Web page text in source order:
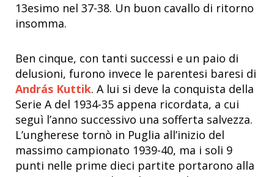
13esimo nel 37-38. Un buon cavallo di ritorno
insomma.
Ben cinque, con tanti successi e un paio di
delusioni, furono invece le parentesi baresi di
András Kuttik. A lui si deve la conquista della
Serie A del 1934-35 appena ricordata, a cui
seguì l’anno successivo una sofferta salvezza.
L’ungherese tornò in Puglia all’inizio del
massimo campionato 1939-40, ma i soli 9
punti nelle prime dieci partite portarono alla